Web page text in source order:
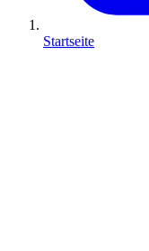
Startseite